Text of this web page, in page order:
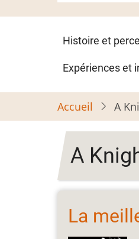
Histoire et
Expériences et
Accueil A
A
La